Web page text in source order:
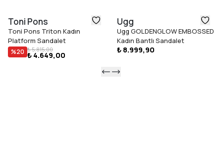
Toni Pons
Toni Pons Triton Kadın
Platform Sandalet
%20 ₺ 5.815,00
₺ 4.649,00
Ugg
Ugg GOLDENGLOW EMBOSSED
Kadın Bantlı Sandalet
₺ 8.999,90